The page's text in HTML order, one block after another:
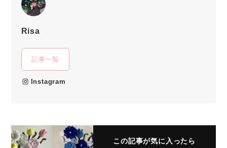
Risa
記事一覧
Instagram
この記事が気に入ったら